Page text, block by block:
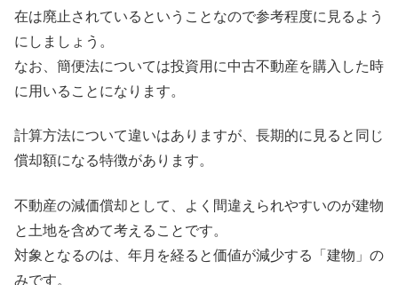
在は廃止されているということなので参考程度に見るよう
にしましょう。
なお、簡便法については投資用に中古不動産を購入した時
に用いることになります。
計算方法について違いはありますが、長期的に見ると同じ
償却額になる特徴があります。
不動産の減価償却として、よく間違えられやすいのが建物
と土地を含めて考えることです。
対象となるのは、年月を経ると価値が減少する「建物」の
みです。